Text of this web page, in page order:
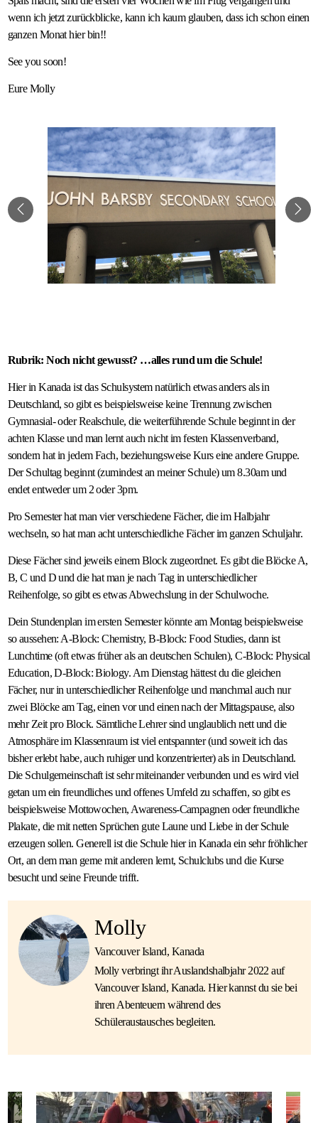
wenn ich jetzt zurückblicke, kann ich kaum glauben, dass ich schon einen
ganzen Monat hier bin!!
See you soon!
Eure Molly
Rubrik: Noch nicht gewusst? …alles rund um die Schule!
Hier in Kanada ist das Schulsystem natürlich etwas anders als in
Deutschland, so gibt es beispielsweise keine Trennung zwischen
Gymnasial- oder Realschule, die weiterführende Schule beginnt in der
achten Klasse und man lernt auch nicht im festen Klassenverband,
sondern hat in jedem Fach, beziehungsweise Kurs eine andere Gruppe.
Der Schultag beginnt (zumindest an meiner Schule) um 8.30am und
endet entweder um 2 oder 3pm.
Pro Semester hat man vier verschiedene Fächer, die im Halbjahr
wechseln, so hat man acht unterschiedliche Fächer im ganzen Schuljahr.
Diese Fächer sind jeweils einem Block zugeordnet. Es gibt die Blöcke A,
B, C und D und die hat man je nach Tag in unterschiedlicher
Reihenfolge, so gibt es etwas Abwechslung in der Schulwoche.
Dein Stundenplan im ersten Semester könnte am Montag beispielsweise
so aussehen: A-Block: Chemistry, B-Block: Food Studies, dann ist
Lunchtime (oft etwas früher als an deutschen Schulen), C-Block: Physical
Education, D-Block: Biology. Am Dienstag hättest du die gleichen
Fächer, nur in unterschiedlicher Reihenfolge und manchmal auch nur
zwei Blöcke am Tag, einen vor und einen nach der Mittagspause, also
mehr Zeit pro Block. Sämtliche Lehrer sind unglaublich nett und die
Atmosphäre im Klassenraum ist viel entspannter (und soweit ich das
bisher erlebt habe, auch ruhiger und konzentrierter) als in Deutschland.
Die Schulgemeinschaft ist sehr miteinander verbunden und es wird viel
getan um ein freundliches und offenes Umfeld zu schaffen, so gibt es
beispielsweise Mottowochen, Awareness-Campagnen oder freundliche
Plakate, die mit netten Sprüchen gute Laune und Liebe in der Schule
erzeugen sollen. Generell ist die Schule hier in Kanada ein sehr fröhlicher
Ort, an dem man gerne mit anderen lernt, Schulclubs und die Kurse
besucht und seine Freunde trifft.
Molly
Vancouver Island, Kanada
Molly verbringt ihr Auslandshalbjahr 2022 auf
Vancouver Island, Kanada. Hier kannst du sie bei
ihren Abenteuern während des
Schüleraustausches begleiten.